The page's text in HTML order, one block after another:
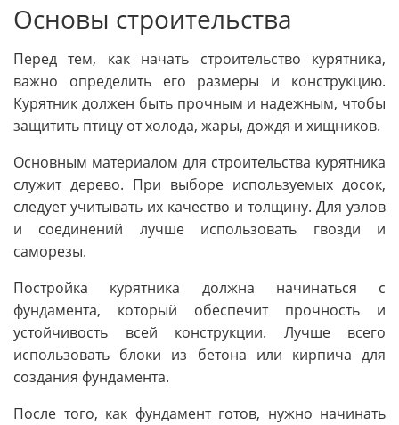
Основы строительства
Перед тем, как начать строительство курятника,
важно определить его размеры и конструкцию.
Курятник должен быть прочным и надежным, чтобы
защитить птицу от холода, жары, дождя и хищников.
Основным материалом для строительства курятника
служит дерево. При выборе используемых досок,
следует учитывать их качество и толщину. Для узлов
и соединений лучше использовать гвозди и
саморезы.
Постройка курятника должна начинаться с
фундамента, который обеспечит прочность и
устойчивость всей конструкции. Лучше всего
использовать блоки из бетона или кирпича для
создания фундамента.
После того, как фундамент готов, нужно начинать